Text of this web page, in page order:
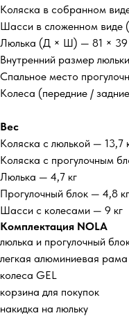
Коляска в собранном
Шасси в сложенном
Люлька (Д × Ш) — 81 ×
Внутренний размер
Спальное место
Колеса (передние /
Вес
Коляска с люлькой — 13,7
Коляска с прогулочным
Люлька — 4,7 кг
Прогулочный блок — 4,8 кг
Шасси с колесами — 9 кг
Комплектация NOLA
люлька и прогулочный
легкая алюминиевая рама
колеса GEL
корзина для покупок
накидка на люльку